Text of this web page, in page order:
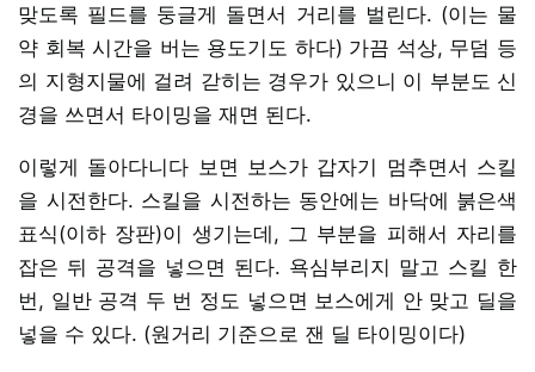
맞도록 필드를 둥글게 돌면서 거리를 벌린다. (이는 물
약 회복 시간을 버는 용도기도 하다) 가끔 석상, 무덤 등
의 지형지물에 걸려 갇히는 경우가 있으니 이 부분도 신
경을 쓰면서 타이밍을 재면 된다.
이렇게 돌아다니다 보면 보스가 갑자기 멈추면서 스킬
을 시전한다. 스킬을 시전하는 동안에는 바닥에 붉은색
표식(이하 장판)이 생기는데, 그 부분을 피해서 자리를
잡은 뒤 공격을 넣으면 된다. 욕심부리지 말고 스킬 한
번, 일반 공격 두 번 정도 넣으면 보스에게 안 맞고 딜을
넣을 수 있다. (원거리 기준으로 잰 딜 타이밍이다)